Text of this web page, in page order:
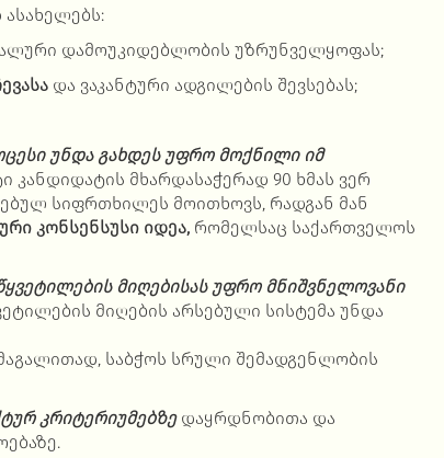
დამოუკიდებლობის უზრუნველყოფას;
და ვაკანტური ადგილების შევსებას;
უნდა გახდეს უფრო მოქნილი იმ
კანდიდატის მხარდასაჭერად 90 ხმას ვერ
სიფრთხილეს მოითხოვს, რადგან მან
კონსენსუსი იდეა, რომელსაც საქართველოს
მიღებისას უფრო მნიშვნელოვანი
მიღების არსებული სისტემა უნდა
საბჭოს სრული შემადგენლობის
კრიტერიუმებზედაყრდნობითა და